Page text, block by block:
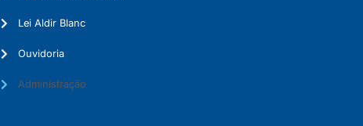
Lei Aldir Blanc
Ouvidoria
Administração